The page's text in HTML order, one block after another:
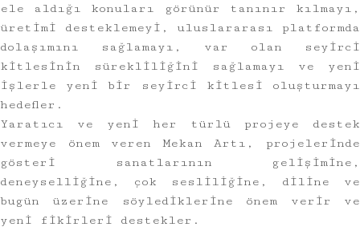
ele aldığı konuları görünür tanınır kılmayı,
üretimi desteklemeyi, uluslararası platformda
dolaşımını sağlamayı, var olan seyirci
kitlesinin sürekliliğini sağlamayı ve yeni
işlerle yeni bir seyirci kitlesi oluşturmayı
hedefler.
Yaratıcı ve yeni her türlü projeye destek
vermeye önem veren Mekan Artı, projelerinde
gösteri sanatlarının gelişimine,
deneyselliğine, çok sesliliğine, diline ve
bugün üzerine söylediklerine önem verir ve
yeni fikirleri destekler.